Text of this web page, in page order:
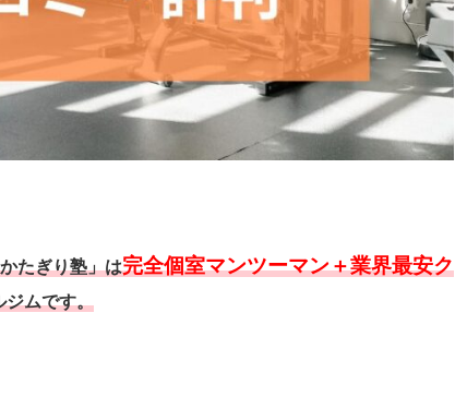
たぎり塾」は完全個室マンツーマン＋業界最安ク
ジムです。